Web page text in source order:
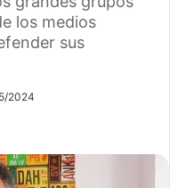
los medios
sus
2024